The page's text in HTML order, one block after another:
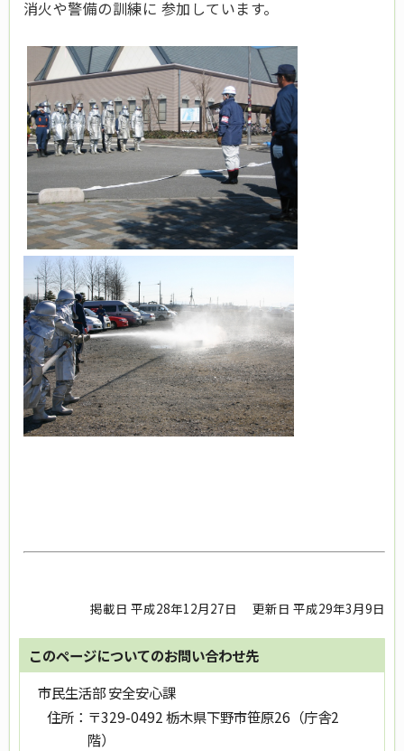
消火や警備の訓練に 参加しています。
掲載日 平成28年12月27日 更新日 平成29年3月9日
このページについてのお問い合わせ先
市民生活部 安全安心課
住所： 〒329-0492 栃木県下野市笹原26（庁舎2
階）